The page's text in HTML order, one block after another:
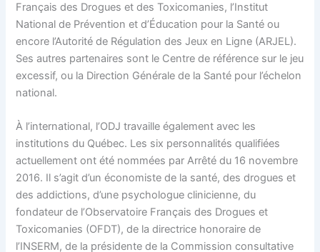
Français des Drogues et des Toxicomanies, l’Institut
National de Prévention et d’Éducation pour la Santé ou
encore l’Autorité de Régulation des Jeux en Ligne (ARJEL).
Ses autres partenaires sont le Centre de référence sur le jeu
excessif, ou la Direction Générale de la Santé pour l’échelon
national.
À l’international, l’ODJ travaille également avec les
institutions du Québec. Les six personnalités qualifiées
actuellement ont été nommées par Arrêté du 16 novembre
2016. Il s’agit d’un économiste de la santé, des drogues et
des addictions, d’une psychologue clinicienne, du
fondateur de l’Observatoire Français des Drogues et
Toxicomanies (OFDT), de la directrice honoraire de
l’INSERM, de la présidente de la Commission consultative